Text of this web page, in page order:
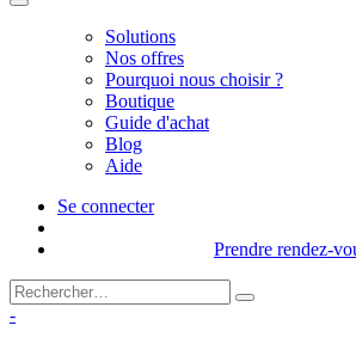
Solutions
Nos offres
Pourquoi nous choisir ?
Boutique
Guide d'achat
Blog
Aide
Se connecter
Prendre rendez-
-